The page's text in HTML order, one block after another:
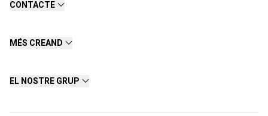
CONTACTE
MÉS CREAND
EL NOSTRE GRUP